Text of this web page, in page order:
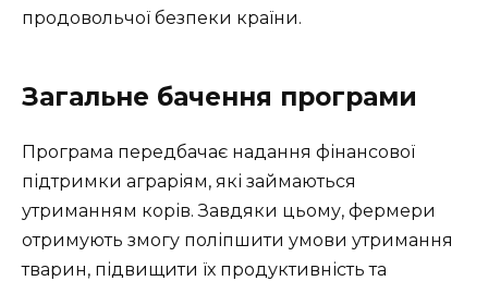
продовольчої безпеки країни.
Загальне бачення програми
Програма передбачає надання фінансової
підтримки аграріям, які займаються
утриманням корів. Завдяки цьому, фермери
отримують змогу поліпшити умови утримання
тварин, підвищити їх продуктивність та